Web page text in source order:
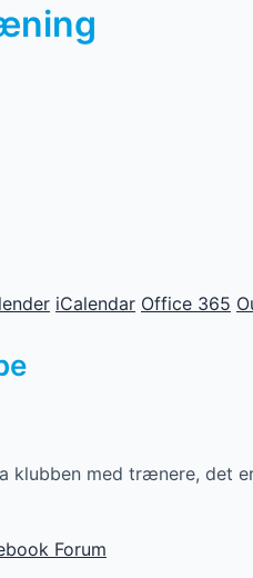
iCalendar Office 365
klubben med trænere,
Forum